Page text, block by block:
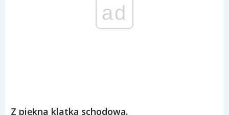
ad
Z piękna klatką schodową.